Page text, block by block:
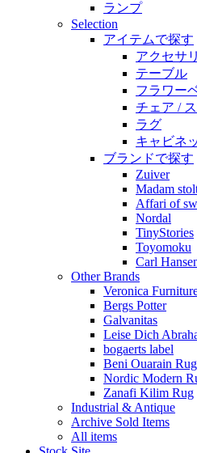
ランプ
Selection
アイテムで探す
アクセサ
テーブル
フラワー
チェア /
ラグ
キャビネ
ブランドで探す
Zuiver
Madam
Affari of
Nordal
TinyStories
Toyomoku
Carl
Other Brands
Veronica
Bergs Potter
Galvanitas
Leise Dich
bogaerts label
Beni Ouarain Rug
Nordic Modern
Zanafi Kilim Rug
Industrial & Antique
Archive Sold Items
All items